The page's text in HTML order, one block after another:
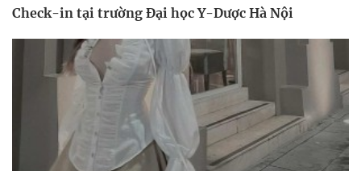
Check-in tại trường Đại học Y-Dược Hà Nội